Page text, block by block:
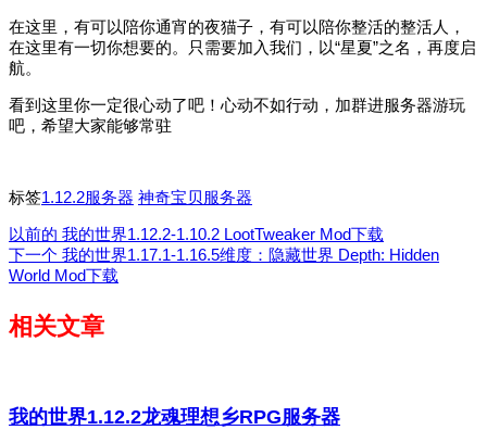
在这里，有可以陪你通宵的夜猫子，有可以陪你整活的整活人，
在这里有一切你想要的。只需要加入我们，以“星夏”之名，再度启
航。
看到这里你一定很心动了吧！心动不如行动，加群进服务器游玩
吧，希望大家能够常驻
标签1.12.2服务器 神奇宝贝服务器
以前的 我的世界1.12.2-1.10.2 LootTweaker Mod下载
下一个 我的世界1.17.1-1.16.5维度：隐藏世界 Depth: Hidden
World Mod下载
相关文章
我的世界1.12.2龙魂理想乡RPG服务器